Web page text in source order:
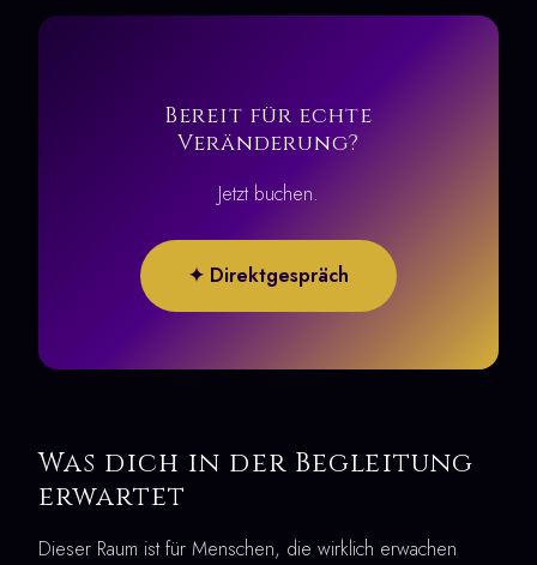
Bereit für echte
Veränderung?
Jetzt buchen.
✦ Direktgespräch
Was dich in der Begleitung
erwartet
Dieser Raum ist für Menschen, die wirklich erwachen